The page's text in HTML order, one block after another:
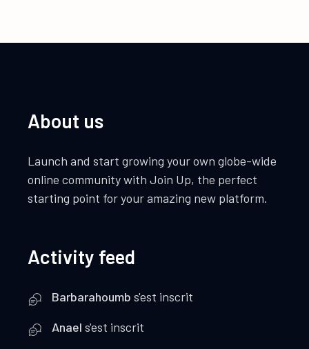
About us
Launch and start growing your own globe-wide
online community with Join Up, the perfect
starting point for your amazing new platform.
Activity feed
Barbarahoumb s'est inscrit
Anael s'est inscrit